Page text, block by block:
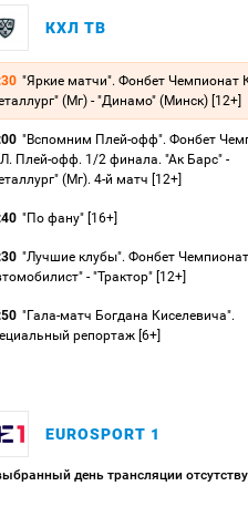
КХЛ ТВ
"Яркие матчи". Фонбет Чемпионат
(Мг) - "Динамо" (Минск) [12+]
"Вспомним Плей-офф". Фонбет
Плей-офф. 1/2 финала. "Ак Барс" -
(Мг). 4-й матч [12+]
"По фану" [16+]
"Лучшие клубы". Фонбет
- "Трактор" [12+]
"Гала-матч Богдана Киселевича".
репортаж [6+]
EUROSPORT 1
день трансляции